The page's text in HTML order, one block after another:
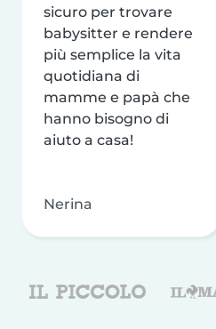
sicuro per trovare
babysitter e rendere
più semplice la vita
quotidiana di
mamme e papà che
hanno bisogno di
aiuto a casa!
Nerina